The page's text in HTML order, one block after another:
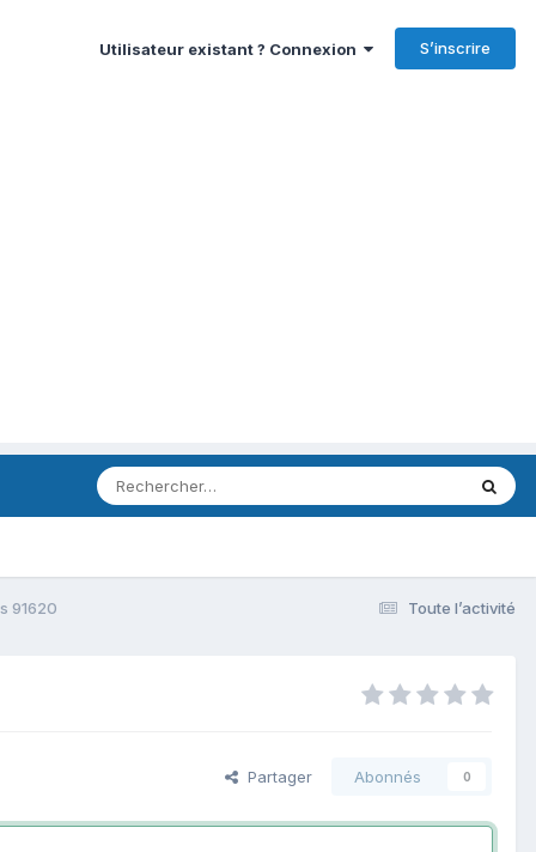
Utilisateur existant ? Connexion S’inscrire
Toute l’activité
91620
Partager Abonnés 0